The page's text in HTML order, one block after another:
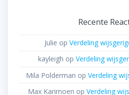
Recente
Julie op Verdeling
kayleigh op Verdeling
Mila Polderman op Verdeling
Max Karimoen op Verdeling